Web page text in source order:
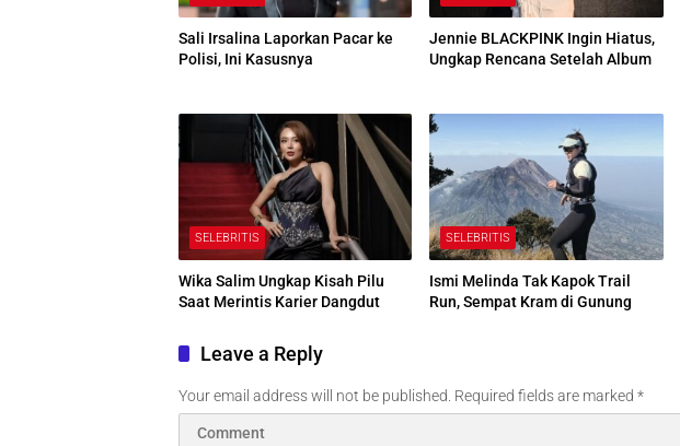
Sali Irsalina Laporkan Pacar ke
Polisi, Ini Kasusnya
Jennie BLACKPINK Ingin Hiatus,
Ungkap Rencana Setelah Album
SELEBRITIS
Wika Salim Ungkap Kisah Pilu
Saat Merintis Karier Dangdut
SELEBRITIS
Ismi Melinda Tak Kapok Trail
Run, Sempat Kram di Gunung
Leave a Reply
Your email address will not be published. Required fields are marked *